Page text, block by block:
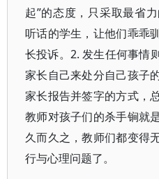
起”的态度，只采取最省
听话的学生，让他们乖乖
长投诉。2. 发生任何事情
家长自己来处分自己孩子
家长报告并签字的方式，
教师对孩子们的杀手锏就
久而久之，教师们都变得
行与心理问题了。